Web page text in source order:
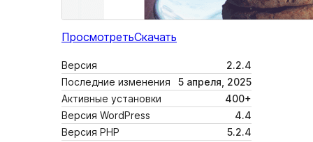
ПросмотретьСкачать
Версия
2.2.4
Последние изменения
5 апреля, 2025
Активные установки
400+
Версия WordPress
4.4
Версия PHP
5.2.4